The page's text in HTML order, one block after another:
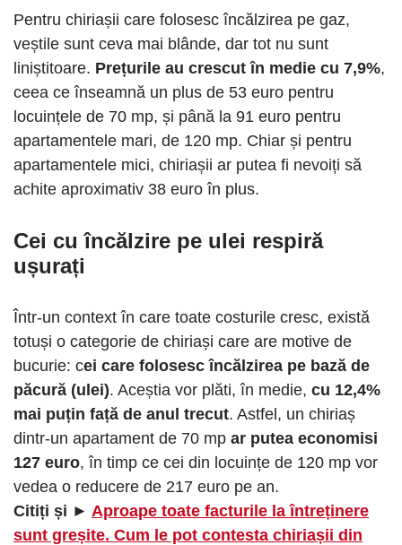
Pentru chiriașii care folosesc încălzirea pe gaz,
veștile sunt ceva mai blânde, dar tot nu sunt
liniștitoare. Prețurile au crescut în medie cu 7,9%,
ceea ce înseamnă un plus de 53 euro pentru
locuințele de 70 mp, și până la 91 euro pentru
apartamentele mari, de 120 mp. Chiar și pentru
apartamentele mici, chiriașii ar putea fi nevoiți să
achite aproximativ 38 euro în plus.
Cei cu încălzire pe ulei respiră
ușurați
Într-un context în care toate costurile cresc, există
totuși o categorie de chiriași care are motive de
bucurie: cei care folosesc încălzirea pe bază de
păcură (ulei). Aceștia vor plăti, în medie, cu 12,4%
mai puțin față de anul trecut. Astfel, un chiriaș
dintr-un apartament de 70 mp ar putea economisi
127 euro, în timp ce cei din locuințe de 120 mp vor
vedea o reducere de 217 euro pe an.
Citiți și ► Aproape toate facturile la întreținere
sunt greșite. Cum le pot contesta chiriașii din